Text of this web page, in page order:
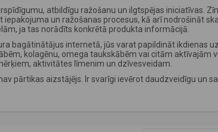
atbildīgu ražošanu un ilgtspējas iniciatīvas.
iepakojuma un ražošanas procesus, kā arī nodrošināt
ja tas norādīts konkrētā produkta informācijā.
bagātinātājus internetā, jūs varat papildināt ikdienas
kolagēnu, omega taukskābēm vai citām aktīvajām
aktivitātes līmenim un dzīvesveidam.
pārtikas aizstājējs. Ir svarīgi ievērot daudzveidīgu un